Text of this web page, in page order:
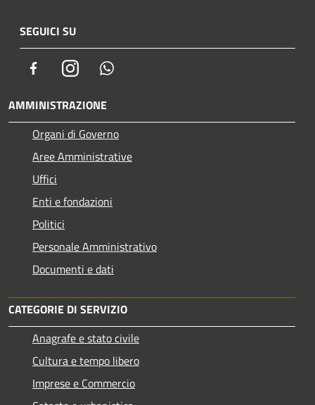
SEGUICI SU
FacebookInstagram
AMMINISTRAZIONE
Organi di Governo
Aree Amministrative
Uffici
Enti e fondazioni
Politici
Personale Amministrativo
Documenti e dati
CATEGORIE DI SERVIZIO
Anagrafe e stato civile
Cultura e tempo libero
Imprese e Commercio